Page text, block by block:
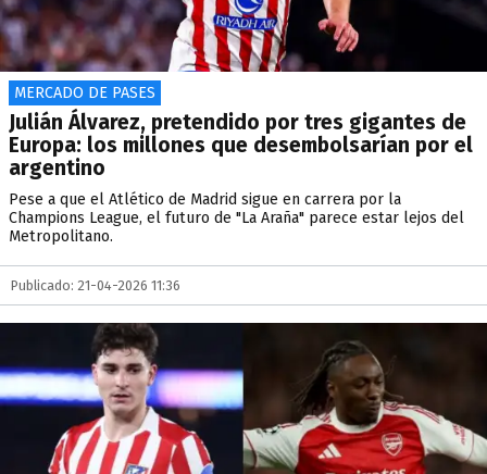
MERCADO DE PASES
Julián Álvarez, pretendido por tres gigantes de
Europa: los millones que desembolsarían por el
argentino
Pese a que el Atlético de Madrid sigue en carrera por la
Champions League, el futuro de "La Araña" parece estar lejos del
Metropolitano.
Publicado: 21-04-2026 11:36